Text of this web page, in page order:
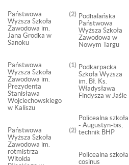
Państwowa
Wyższa Szkoła
Zawodowa im.
Jana Grodka w
Sanoku
2
Państwowa
Wyższa Szkoła
Zawodowa im.
Prezydenta
Stanisława
Wojciechowskiego
w Kaliszu
1
Państwowa
Wyższa Szkoła
Zawodowa im.
rotmistrza
Witolda
2
Podhalańska
Państwowa
Wyższa Szkoła
Zawodowa w
Nowym Targu
Podkarpacka
Szkoła Wyższa
im. Bł. Ks.
Władysława
Findysza w Jaśle
Policealna szkoła
- Augustyn-bis,
technik BHP
Policealna szkoła
cosinus